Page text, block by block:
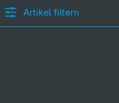
Artikel filtern